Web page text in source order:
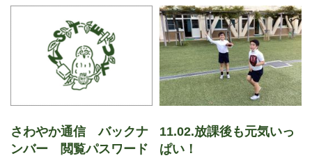
さわやか通信 バックナ
ンバー 閲覧パスワード
11.02.放課後も元気いっ
ぱい！